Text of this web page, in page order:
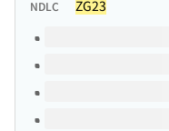
NDLC ZG23
このタイトルの巻号